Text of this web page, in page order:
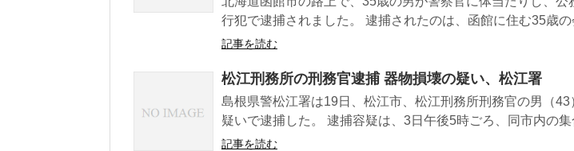
行犯で逮捕されました。 逮捕されたのは、函館に住む35歳の
記事を読む
松江刑務所の刑務官逮捕 器物損壊の疑い、松江署
島根県警松江署は19日、松江市、松江刑務所刑務官の男（
疑いで逮捕した。 逮捕容疑は、3日午後5時ごろ、同市内の集
記事を読む